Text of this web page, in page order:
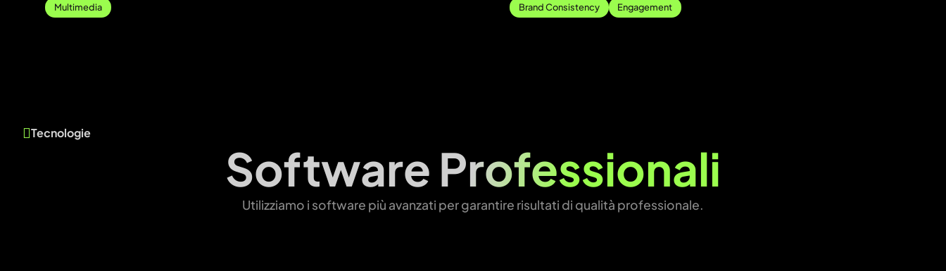
Multimedia
Brand Consistency
Engagement
Tecnologie
Software Professionali
Utilizziamo i software più avanzati per garantire risultati di qualità professionale.